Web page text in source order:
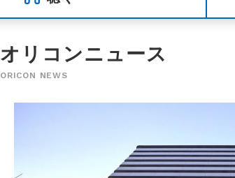
オリコンニュース
ORICON NEWS